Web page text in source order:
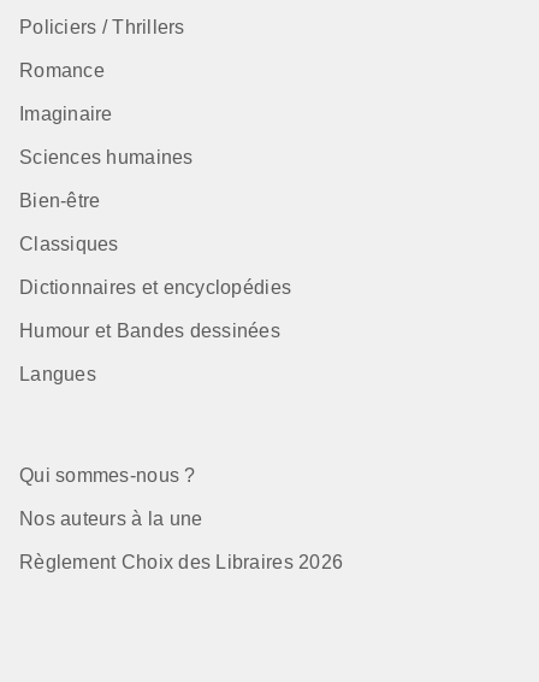
Policiers / Thrillers
Romance
Imaginaire
Sciences humaines
Bien-être
Classiques
Dictionnaires et encyclopédies
Humour et Bandes dessinées
Langues
Qui sommes-nous ?
Nos auteurs à la une
Règlement Choix des Libraires 2026